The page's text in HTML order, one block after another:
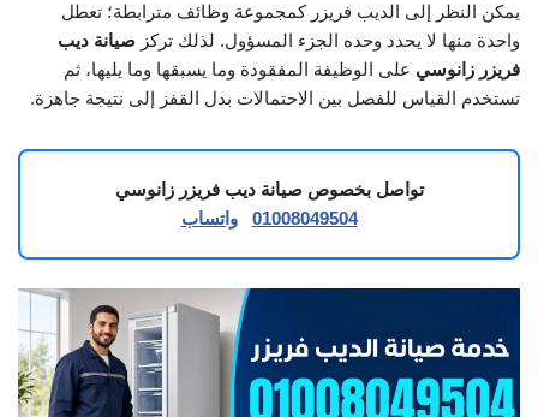
يمكن النظر إلى الديب فريزر كمجموعة وظائف مترابطة؛ تعطل
واحدة منها لا يحدد وحده الجزء المسؤول. لذلك تركز صيانة ديب
فريزر زانوسي على الوظيفة المفقودة وما يسبقها وما يليها، ثم
تستخدم القياس للفصل بين الاحتمالات بدل القفز إلى نتيجة جاهزة.
تواصل بخصوص صيانة ديب فريزر زانوسي
01008049504
واتساب